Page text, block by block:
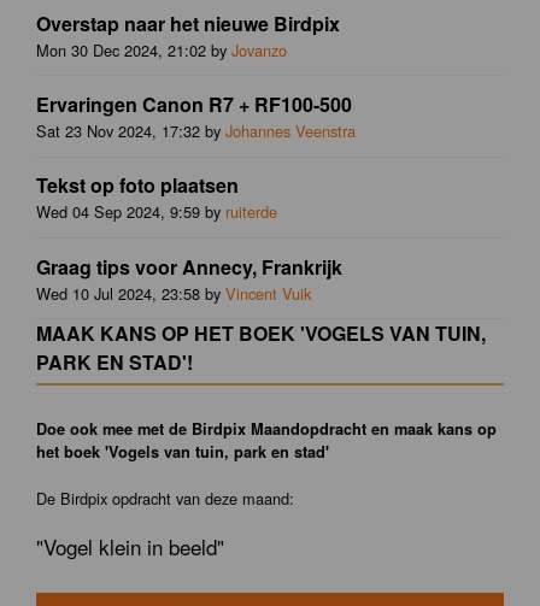
Overstap naar het nieuwe Birdpix
Mon 30 Dec 2024, 21:02 by Jovanzo
Ervaringen Canon R7 + RF100-500
Sat 23 Nov 2024, 17:32 by Johannes Veenstra
Tekst op foto plaatsen
Wed 04 Sep 2024, 9:59 by ruiterde
Graag tips voor Annecy, Frankrijk
Wed 10 Jul 2024, 23:58 by Vincent Vuik
MAAK KANS OP HET BOEK 'VOGELS VAN TUIN,
PARK EN STAD'!
Doe ook mee met de Birdpix Maandopdracht en maak kans op
het boek 'Vogels van tuin, park en stad'
De Birdpix opdracht van deze maand:
"Vogel klein in beeld"